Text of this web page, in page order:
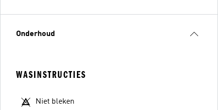
Onderhoud
WASINSTRUCTIES
Niet bleken